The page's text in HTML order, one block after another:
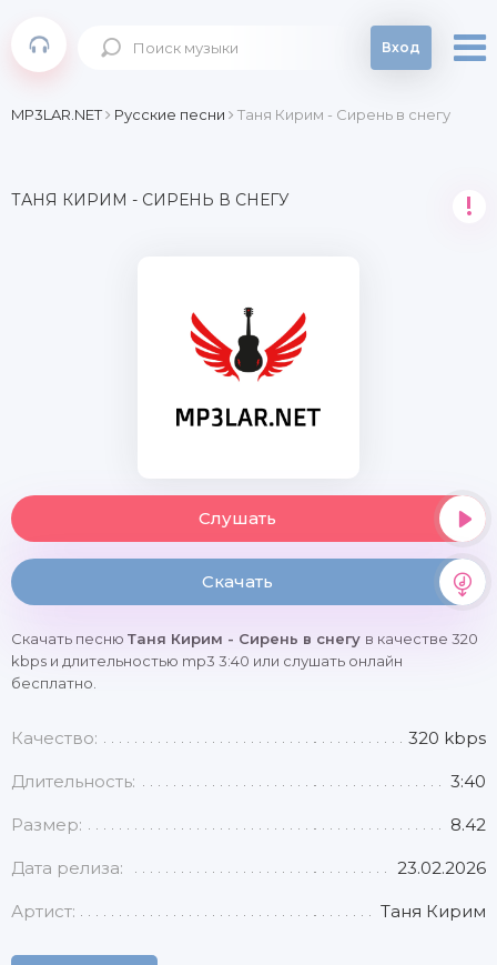
Вход
MP3LAR.NET Русские песни Таня Кирим - Сирень в снегу
ТАНЯ КИРИМ - СИРЕНЬ В СНЕГУ !
Слушать
Скачать
Скачать песню Таня Кирим - Сирень в снегу в качестве 320
kbps и длительностью mp3 3:40 или слушать онлайн
бесплатно.
Качество: 320 kbps
Длительность: 3:40
Размер: 8.42
Дата релиза: 23.02.2026
Артист: Таня Кирим